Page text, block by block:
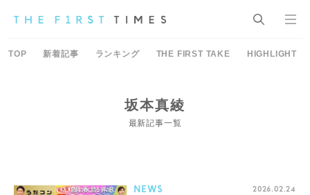
TOP 新着記事 ランキング THE FIRST TAKE HIGHLIGHT
坂本真綾
最新記事一覧
NEWS 2026.02.24